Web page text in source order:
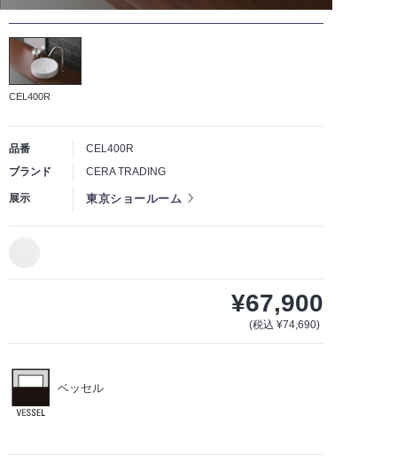
CEL400R
品番
CEL400R
ブランド
CERA TRADING
展示 東京ショールーム
¥67,900
(税込 ¥74,690)
ベッセル